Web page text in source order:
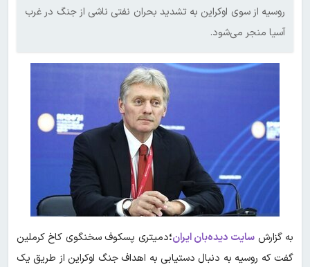
روسیه از سوی اوکراین به تشدید بحران نفتی ناشی از جنگ در غرب
آسیا منجر می‌شود.
به گزارش سایت دیده‌بان ایران؛دمیتری پسکوف سخنگوی کاخ کرملین
گفت که روسیه به دنبال دستیابی به اهداف جنگ اوکراین از طریق یک